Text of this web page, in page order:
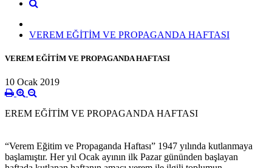
VEREM EĞİTİM VE PROPAGANDA HAFTASI
VEREM EĞİTİM VE PROPAGANDA HAFTASI
10 Ocak 2019
EREM EĞİTİM VE PROPAGANDA HAFTASI
“Verem Eğitim ve Propaganda Haftası” 1947 yılında kutlanmaya
başlamıştır. Her yıl Ocak ayının ilk Pazar gününden başlayan